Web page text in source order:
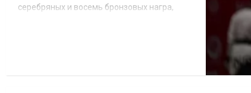
серебряных и восемь бронзовых награ,